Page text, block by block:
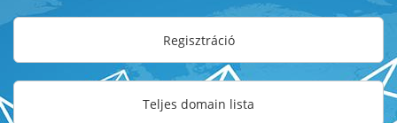
Regisztráció
Teljes domain lista